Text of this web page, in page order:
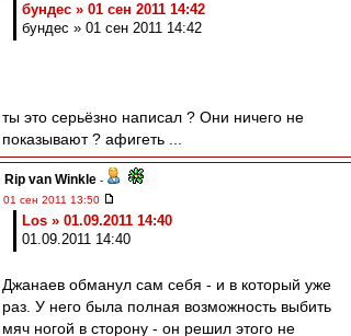
бундес » 01 сен 2011 14:42
бундес » 01 сен 2011 14:42
ты это серьёзно написал ? Они ничего не
показывают ? афигеть ...
Rip van Winkle -
01 сен 2011 13:50
Los » 01.09.2011 14:40
01.09.2011 14:40
Джанаев обманул сам себя - и в который уже
раз. У него была полная возможность выбить
мяч ногой в сторону - он решил этого не